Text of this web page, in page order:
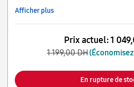
Afficher plus
Prix actuel:1
1 199,00 DH
En rupture de